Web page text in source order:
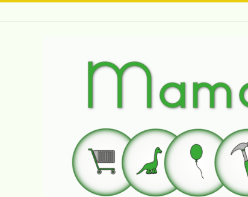
Spring